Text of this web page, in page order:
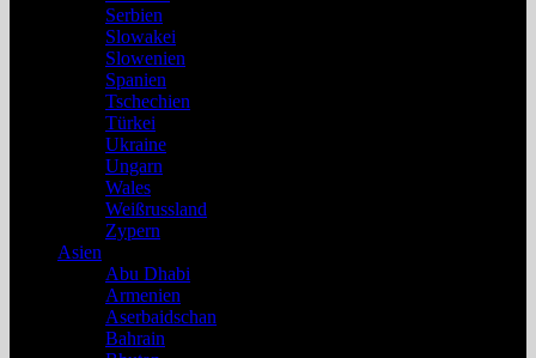
Serbien
Slowakei
Slowenien
Spanien
Tschechien
Türkei
Ukraine
Ungarn
Wales
Weißrussland
Zypern
Asien
Abu Dhabi
Armenien
Aserbaidschan
Bahrain